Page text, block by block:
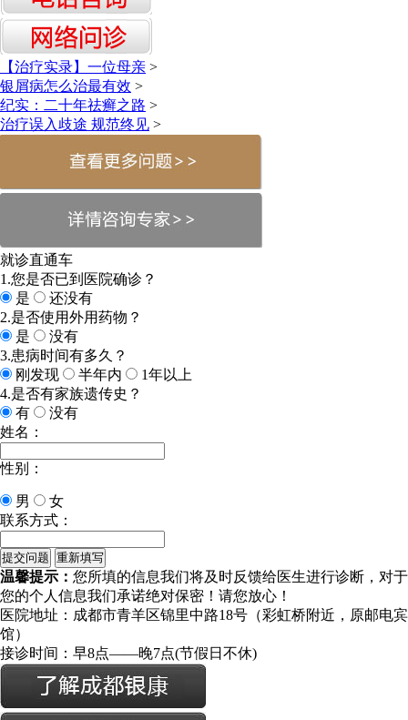
【治疗实录】一位母亲 >
银屑病怎么治最有效 >
纪实：二十年祛癣之路 >
治疗误入歧途 规范终见 >
就诊直通车
1.您是否已到医院确诊？
是
还没有
2.是否使用外用药物？
是
没有
3.患病时间有多久？
刚发现
半年内
1年以上
4.是否有家族遗传史？
有
没有
姓名：
性别：
男
女
联系方式：
温馨提示： 您所填的信息我们将及时反馈给医生进行诊断，对于
您的个人信息我们承诺绝对保密！请您放心！
医院地址：成都市青羊区锦里中路18号（彩虹桥附近，原邮电宾
馆）
接诊时间：早8点——晚7点(节假日不休)